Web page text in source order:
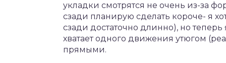
укладки смотрятся не очень из-за
сзади планирую сделать короче- я
сзади достаточно длинно), но
хватает одного движения утюгом
прямыми.